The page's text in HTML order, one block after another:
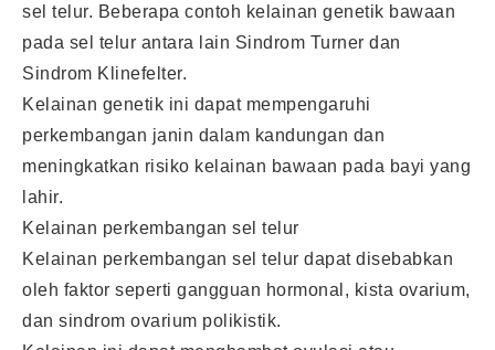
sel telur. Beberapa contoh kelainan genetik bawaan
pada sel telur antara lain Sindrom Turner dan
Sindrom Klinefelter.
Kelainan genetik ini dapat mempengaruhi
perkembangan janin dalam kandungan dan
meningkatkan risiko kelainan bawaan pada bayi yang
lahir.
Kelainan perkembangan sel telur
Kelainan perkembangan sel telur dapat disebabkan
oleh faktor seperti gangguan hormonal, kista ovarium,
dan sindrom ovarium polikistik.